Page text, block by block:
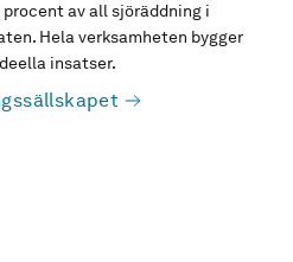
av all sjöräddning i
Hela verksamheten bygger
insatser.